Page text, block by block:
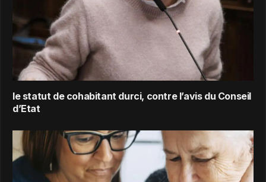
le statut de cohabitant durci, contre l’avis du Conseil
d’Etat